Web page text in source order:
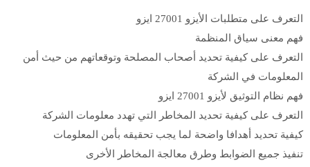
التعرف على متطلبات الأيزو 27001 ايزو
فهم معنى سياق المنظمة
التعرف على كيفية تحديد أصحاب المصلحة وتوقعاتهم من حيث أمن
المعلومات في الشركة
فهم نظام التوثيق لأيزو 27001 ايزو
التعرف على كيفية تحديد المخاطر التي تهدد معلومات الشركة
كيفية تحديد أهدافا واضحة لما يجب تحقيقه بأمن المعلومات
تنفيذ جميع الضوابط وطرق معالجة المخاطر الأخرى